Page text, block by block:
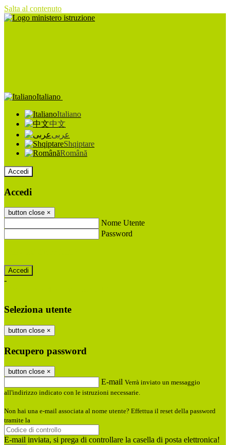
Salta al contenuto
Italiano
Italiano
中文
عربى
Shqiptare
Română
Accedi
Accedi
button close ×
Nome Utente
Password
-
Seleziona utente
button close ×
Recupero password
button close ×
E-mail Verrà inviato un messaggio
all'indirizzo indicato con le istruzioni necessarie.
Non hai una e-mail associata al nome utente? Effettua il reset della password
tramite la
E-mail inviata, si prega di controllare la casella di posta elettronica!